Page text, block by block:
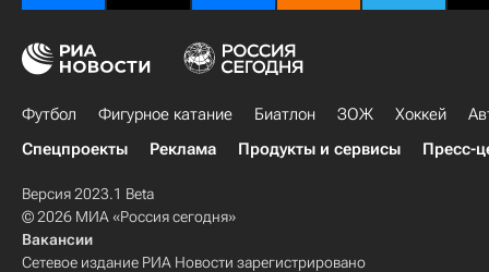
Футбол Фигурное катание Биатлон ЗОЖ Хоккей
Спецпроекты
Реклама Продукты и сервисы Пресс-
Версия 2023.1 Beta
© 2026 МИА «Россия сегодня»
Вакансии
Сетевое издание РИА Новости зарегистрировано